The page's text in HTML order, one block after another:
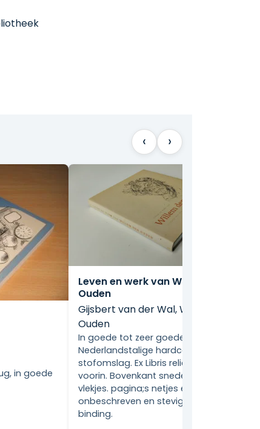
‹ ›
in goede
Leven en werk van Willem den
Ouden
Gijsbert van der Wal, Willem den
Ouden
In goede tot zeer goede staat.
Nederlandstalige hardcover met
stofomslag. Ex Libris reliefstempel
voorin. Bovenkant snede miniscule
vlekjes. pagina;s netjes en
onbeschreven en stevig in de
binding.